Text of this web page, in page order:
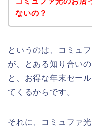
ないの？
というのは、コミュ
が、とある知り合い
と、お得な年末セー
てくるからです。
それに、コミュファ